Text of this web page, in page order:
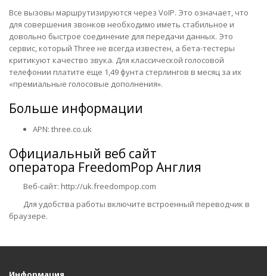
Все вызовы маршрутизируются через VoIP. Это означает, что
для совершения звонков необходимо иметь стабильное и
довольно быстрое соединение для передачи данных. Это
сервис, который Three не всегда известен, а бета-тестеры
критикуют качество звука. Для классической голосовой
телефонии платите еще 1,49 фунта стерлингов в месяц за их
«премиальные голосовые дополнения».
Больше информации
APN: three.co.uk
Официальный веб сайт
оператора FreedomPop Англия
Веб-сайт: http://uk.freedompop.com
Для удобства работы включите встроенный переводчик в
браузере.